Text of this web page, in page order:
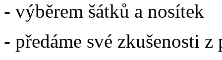
- výběrem šátků a nosítek
- předáme své zkušenosti z